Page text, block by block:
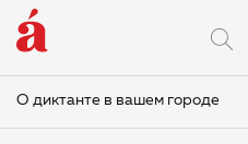
О диктанте в вашем городе